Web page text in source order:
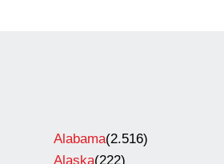
Alabama(2.516)
Alaska(222)